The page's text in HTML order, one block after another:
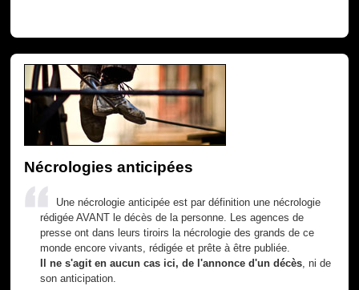
Nécrologies anticipées
Une nécrologie anticipée est par définition une nécrologie
rédigée AVANT le décès de la personne. Les agences de
presse ont dans leurs tiroirs la nécrologie des grands de ce
monde encore vivants, rédigée et prête à être publiée.
Il ne s'agit en aucun cas ici, de l'annonce d'un décès , ni de
son anticipation.